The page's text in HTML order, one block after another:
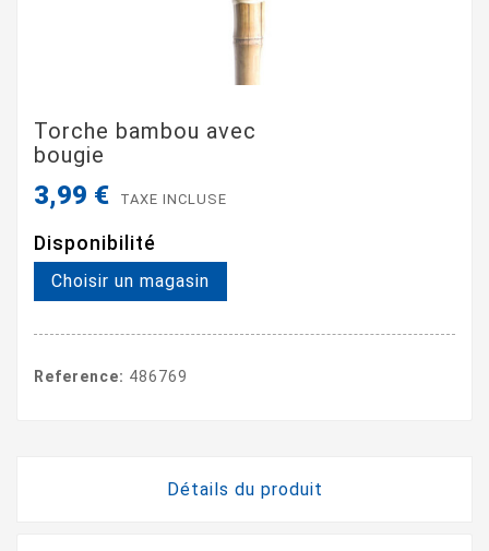
Torche bambou avec
bougie
3,99 € TAXE INCLUSE
Disponibilité
Choisir un magasin
Reference: 486769
Détails du produit